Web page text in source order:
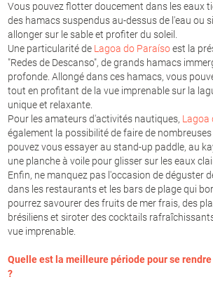
Vous pouvez flotter doucement dans les eaux
des hamacs suspendus au-dessus de l'eau ou
allonger sur le sable et profiter du soleil.
Une particularité de Lagoa do Paraísoest la
"Redes de Descanso", de grands hamacs
profonde. Allongé dans ces hamacs, vous
tout en profitant de la vue imprenable sur la
unique et relaxante.
Pour les amateurs d'activités nautiques, Lagoa
également la possibilité de faire de
pouvez vous essayer au stand-up paddle, au
une planche à voile pour glisser sur les eaux
Enfin, ne manquez pas l'occasion de déguster
dans les restaurants et les bars de plage qui
pourrez savourer des fruits de mer frais, des
brésiliens et siroter des cocktails
vue imprenable.
Quelle est la meilleure période pour se rendre
?